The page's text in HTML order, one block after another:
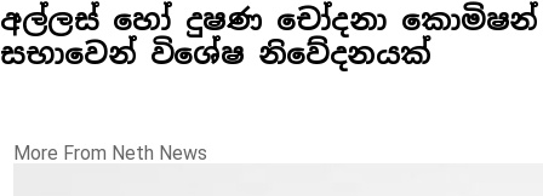
අල්ලස් හෝ දුෂණ චෝදනා කොමිෂන්
සභාවෙන් විශේෂ නිවේදනයක්
More From Neth News